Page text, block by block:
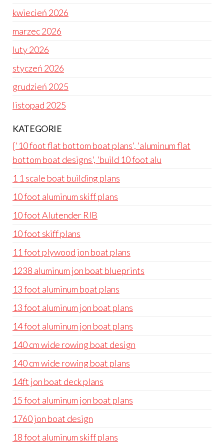
kwiecień 2026
marzec 2026
luty 2026
styczeń 2026
grudzień 2025
listopad 2025
KATEGORIE
['10 foot flat bottom boat plans', 'aluminum flat
bottom boat designs', 'build 10 foot alu
1 1 scale boat building plans
10 foot aluminum skiff plans
10 foot Alutender RIB
10 foot skiff plans
11 foot plywood jon boat plans
1238 aluminum jon boat blueprints
13 foot aluminum boat plans
13 foot aluminum jon boat plans
14 foot aluminum jon boat plans
140 cm wide rowing boat design
140 cm wide rowing boat plans
14ft jon boat deck plans
15 foot aluminum jon boat plans
1760 jon boat design
18 foot aluminum skiff plans